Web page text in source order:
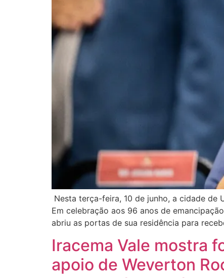
Nesta terça-feira, 10 de junho, a cidade
Em celebração aos 96 anos de
abriu as portas de sua residência para
Iracema Vale mostra
apoio de Weverton